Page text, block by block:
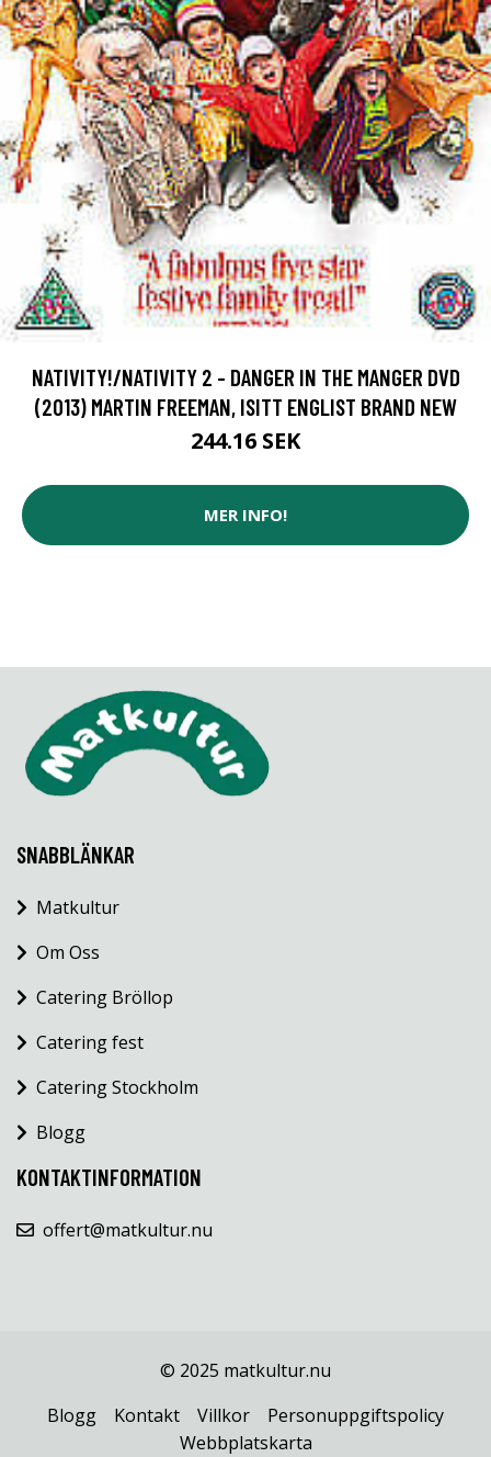
NATIVITY!/NATIVITY 2 - DANGER IN THE MANGER DVD
(2013) MARTIN FREEMAN, ISITT ENGLIST BRAND NEW
244.16 SEK
MER INFO!
SNABBLÄNKAR
Matkultur
Om Oss
Catering Bröllop
Catering fest
Catering Stockholm
Blogg
KONTAKTINFORMATION
offert@matkultur.nu
© 2025 matkultur.nu
Blogg
Kontakt Villkor
Personuppgiftspolicy
Webbplatskarta